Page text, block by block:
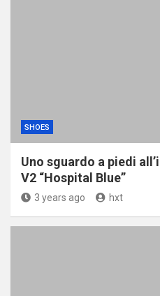
SHOES
Uno sguardo a piedi
V2 “Hospital Blue”
3 years ago hxt